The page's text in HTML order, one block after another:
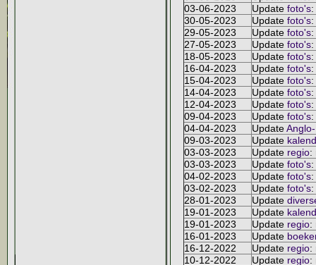
03-06-2023
Update foto's:
30-05-2023
Update foto's:
29-05-2023
Update foto's:
27-05-2023
Update foto's:
18-05-2023
Update foto's:
16-04-2023
Update foto's:
15-04-2023
Update foto's:
14-04-2023
Update foto's:
12-04-2023
Update foto's:
09-04-2023
Update foto's:
04-04-2023
Update
09-03-2023
Update
03-03-2023
Update regio:
03-03-2023
Update foto's:
04-02-2023
Update foto's:
03-02-2023
Update foto's:
28-01-2023
Update
19-01-2023
Update
19-01-2023
Update regio:
16-01-2023
Update
16-12-2022
Update regio:
10-12-2022
Update regio: